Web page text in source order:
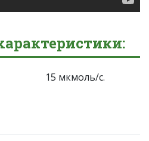
15 мкмоль/c.